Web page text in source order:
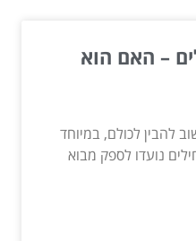
– האם הוא
להבין לכולם, במיוחד
נועדו לספק מבוא